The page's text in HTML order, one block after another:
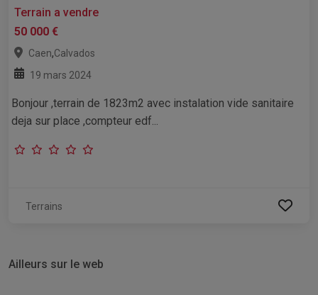
Terrain a vendre
50 000 €
Caen,Calvados
19 mars 2024
Bonjour ,terrain de 1823m2 avec instalation vide sanitaire
deja sur place ,compteur edf...
Terrains
Ailleurs sur le web